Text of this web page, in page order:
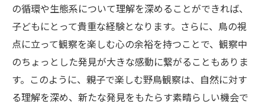
の循環や生態系について理解を深めることができれば、
子どもにとって貴重な経験となります。さらに、鳥の視
点に立って観察を楽しむ心の余裕を持つことで、観察中
のちょっとした発見が大きな感動に繋がることもありま
す。このように、親子で楽しむ野鳥観察は、自然に対す
る理解を深め、新たな発見をもたらす素晴らしい機会で